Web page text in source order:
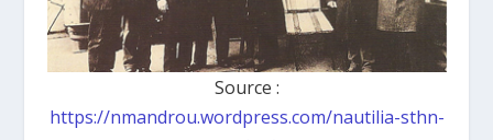
Source :
https://nmandrou.wordpress.com/nautilia-sthn-